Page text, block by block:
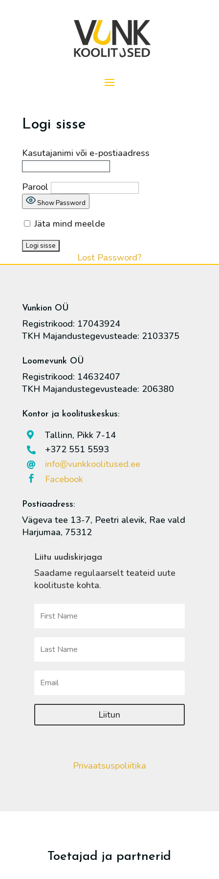
Logi sisse
Kasutajanimi või e-postiaadress
Parool
Show Password
Jäta mind meelde
Lost Password?
Vunkion OÜ
Registrikood: 17043924
TKH Majandustegevusteade: 2103375
Loomevunk OÜ
Registrikood: 14632407
TKH Majandustegevusteade: 206380
Kontor ja koolituskeskus:
 Tallinn, Pikk 7-14
 +372 551 5593
 info@vunkkoolitused.ee
 Facebook
Postiaadress:
Vägeva tee 13-7, Peetri alevik, Rae vald
Harjumaa, 75312
Liitu uudiskirjaga
Saadame regulaarselt teateid uute
koolituste kohta.
Liitun
Privaatsuspoliitika
Toetajad ja partnerid